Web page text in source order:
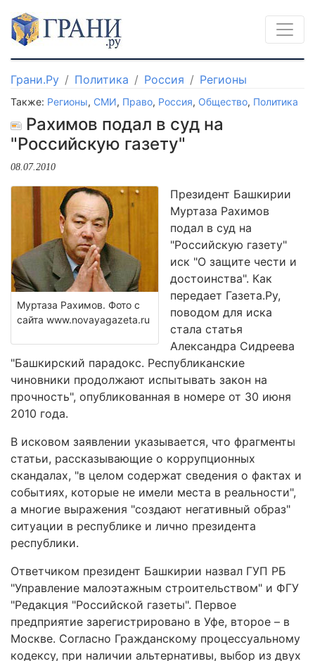
Грани.Ру Политика Россия Регионы
Также: Регионы, СМИ, Право, Россия, Общество, Политика
Рахимов подал в суд на
"Российскую газету"
08.07.2010
Муртаза Рахимов. Фото с
сайта www.novayagazeta.ru
Президент Башкирии
Муртаза Рахимов
подал в суд на
"Российскую газету"
иск "О защите чести и
достоинства". Как
передает Газета.Ру,
поводом для иска
стала статья
Александра Сидреева
"Башкирский парадокс. Республиканские
чиновники продолжают испытывать закон на
прочность", опубликованная в номере от 30 июня
2010 года.
В исковом заявлении указывается, что фрагменты
статьи, рассказывающие о коррупционных
скандалах, "в целом содержат сведения о фактах и
событиях, которые не имели места в реальности",
а многие выражения "создают негативный образ"
ситуации в республике и лично президента
республики.
Ответчиком президент Башкирии назвал ГУП РБ
"Управление малоэтажным строительством" и ФГУ
"Редакция "Российской газеты". Первое
предприятие зарегистрировано в Уфе, второе – в
Москве. Согласно Гражданскому процессуальному
кодексу, при наличии альтернативы, выбор из двух